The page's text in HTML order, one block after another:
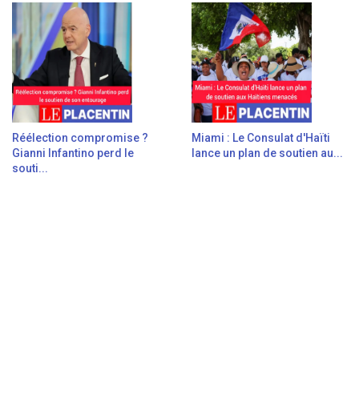
Réélection compromise ?
Gianni Infantino perd le
souti...
Miami : Le Consulat d'Haïti
lance un plan de soutien au...